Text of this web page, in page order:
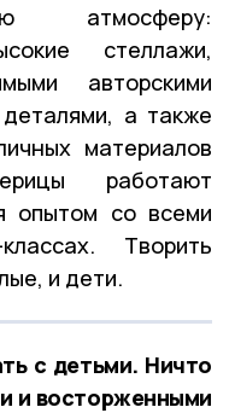
атмосферу:
стеллажи,
авторскими
а также
материалов
работают
опытом со всеми
Творить
и дети.
с детьми. Ничто
и восторженными